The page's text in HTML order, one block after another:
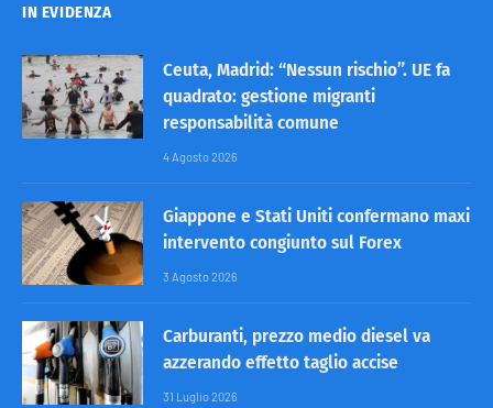
IN EVIDENZA
Ceuta, Madrid: “Nessun rischio”. UE fa
quadrato: gestione migranti
responsabilità comune
4 Agosto 2026
Giappone e Stati Uniti confermano maxi
intervento congiunto sul Forex
3 Agosto 2026
Carburanti, prezzo medio diesel va
azzerando effetto taglio accise
31 Luglio 2026